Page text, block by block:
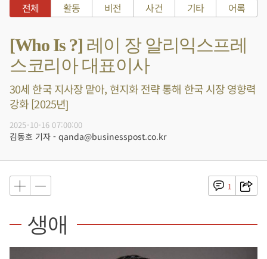
전체 활동 비전 사건 기타 어록
[Who Is ?] 레이 장 알리익스프레
스코리아 대표이사
30세 한국 지사장 맡아, 현지화 전략 통해 한국 시장 영향력
강화 [2025년]
2025-10-16 07:00:00
김동호 기자 - qanda@businesspost.co.kr
1
생애